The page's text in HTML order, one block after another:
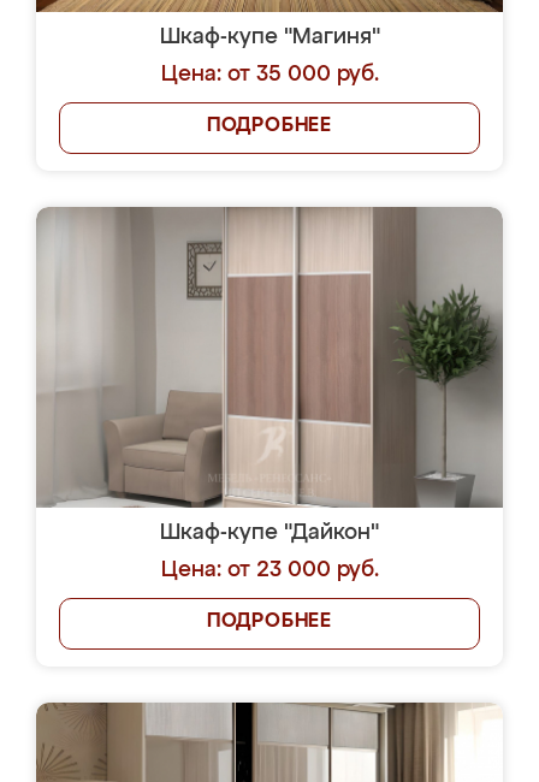
Шкаф-купе "Магиня"
Цена: от 35 000 руб.
ПОДРОБНЕЕ
Шкаф-купе "Дайкон"
Цена: от 23 000 руб.
ПОДРОБНЕЕ